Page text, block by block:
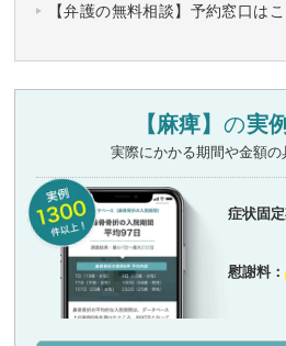
【弁護の無料相談】予約窓口は
【麻痺】 の実
実際にかかる期間や金額の
症状固定
慰謝料：